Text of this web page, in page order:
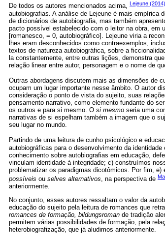
De todos os autores mencionados acima, Lejeune (2014)
autobiografias. A análise de Lejeune é mais empírica
de dicionários de autobiografia, mas também
pacto possível estabelecido com o leitor na obra, em
[romanesco, = 0, autobiográfico]. Lejeune viria a
lhes eram desconhecidos como contraexemplos,
textos de natureza autobiográfica, sobre a
la constantemente, entre outras lições, demonstra
relação linear entre autor, personagem e o nome de
Outras abordagens discutem mais as dimensões de
ocupam um lugar importante nesse âmbito. O autor
consideração o ponto de vista do sujeito, suas
pensamento narrativo, como elemento fundante do
os outros e para si mesmo. O si mesmo seria uma
narrativas de si espelham também a imagem que o
seu lugar no mundo.
Partindo de uma leitura de cunho psicológico e
autobiográficas para o desenvolvimento da
conhecimento sobre autobiografias em educação,
vinculam identidade à integridade; c) construímos
problematizar os paradigmas dicotômicos. Por fim,
possíveis ou selves alternativos, na perspectiva de
anteriormente.
No conjunto, esses autores ressaltam o valor da
educação do sujeito pela leitura de romances que
romances de formação, bildungsroman de tradição
permitem várias possibilidades de formação, pela
heterobiografização, que já aludimos anteriormente.